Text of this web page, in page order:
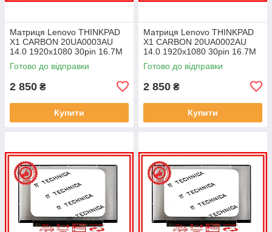
Матриця Lenovo THINKPAD
X1 CARBON 20UA0003AU
14.0 1920x1080 30pin 16.7M
45% NTSC 300 cd/m² для
ноутбука
Готово до відправки
2 850 ₴
Купити
Матриця Lenovo THINKPAD
X1 CARBON 20UA0002AU
14.0 1920x1080 30pin 16.7M
45% NTSC 300 cd/m² для
ноутбука
Готово до відправки
2 850 ₴
Купити